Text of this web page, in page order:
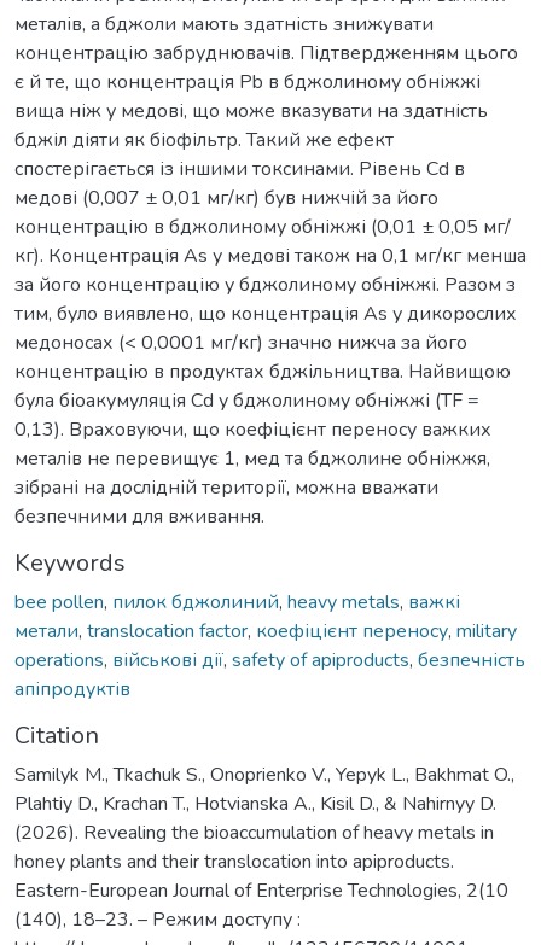
металів, а бджоли мають здатність знижувати
концентрацію забруднювачів. Підтвердженням цього
є й те, що концентрація Pb в бджолиному обніжжі
вища ніж у медові, що може вказувати на здатність
бджіл діяти як біофільтр. Такий же ефект
спостерігається із іншими токсинами. Рівень Сd в
медові (0,007 ± 0,01 мг/кг) був нижчій за його
концентрацію в бджолиному обніжжі (0,01 ± 0,05 мг/
кг). Концентрація As у медові також на 0,1 мг/кг менша
за його концентрацію у бджолиному обніжжі. Разом з
тим, було виявлено, що концентрація As у дикорослих
медоносах (< 0,0001 мг/кг) значно нижча за його
концентрацію в продуктах бджільництва. Найвищою
була біоакумуляція Сd у бджолиному обніжжі (TF =
0,13). Враховуючи, що коефіцієнт переносу важких
металів не перевищує 1, мед та бджолине обніжжя,
зібрані на дослідній території, можна вважати
безпечними для вживання.
Keywords
bee pollen, пилок бджолиний, heavy metals, важкі
метали, translocation factor, коефіцієнт переносу, military
operations, військові дії, safety of apiproducts, безпечність
апіпродуктів
Citation
Samilyk M., Tkachuk S., Onoprienko V., Yepyk L., Bakhmat O.,
Plahtiy D., Krachan T., Hotvianska A., Kisil D., & Nahirnyy D.
(2026). Revealing the bioaccumulation of heavy metals in
honey plants and their translocation into apiproducts.
Eastern-European Journal of Enterprise Technologies, 2(10
(140), 18–23. – Режим доступу :